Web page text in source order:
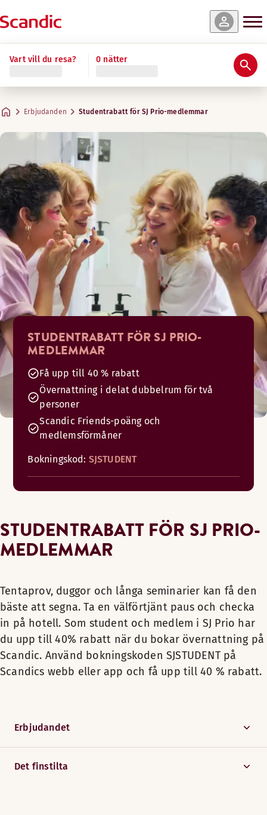
Vart vill du resa? 0 nätter
Erbjudanden Studentrabatt för SJ Prio-medlemmar
STUDENTRABATT FÖR SJ PRIO-
MEDLEMMAR
Få upp till 40 % rabatt
Övernattning i delat dubbelrum för två
personer
Scandic Friends-poäng och
medlemsförmåner
Bokningskod: SJSTUDENT
STUDENTRABATT FÖR SJ PRIO-
MEDLEMMAR
Tentaprov, duggor och långa seminarier kan få den
bäste att segna. Ta en välförtjänt paus och checka
in på hotell. Som student och medlem i SJ Prio har
du upp till 40% rabatt när du bokar övernattning på
Scandic. Använd bokningskoden SJSTUDENT på
Scandics webb eller app och få upp till 40 % rabatt.
Erbjudandet
Det finstilta